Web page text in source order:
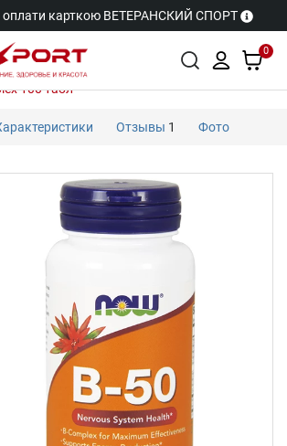
оплати карткою ВЕТЕРАНСКИЙ СПОРТ
0
100 табл
Отзывы 1 Фото